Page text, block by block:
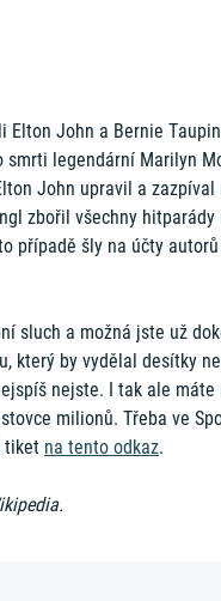
Elton John a Bernie Taupin
smrti legendární Marilyn
John upravil a zazpíval
zbořil všechny hitparády
případě šly na účty
sluch a možná jste už
který by vydělal desítky
nejste. I tak ale máte
milionů. Třeba ve
tiket na tento odkaz.